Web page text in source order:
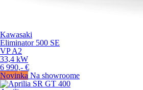
Kawasaki
Eliminator 500 SE
VPA2
33,4 kW
6 990,- €
Novinka Na showroome